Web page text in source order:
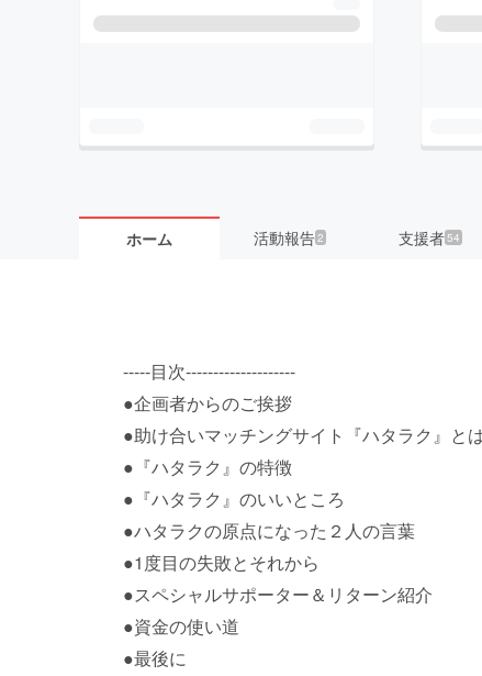
ホーム 活動報告2 支援者54
-----目次--------------------
●企画者からのご挨拶
●助け合いマッチングサイト『ハタラク』と
●『ハタラク』の特徴
●『ハタラク』のいいところ
●ハタラクの原点になった２人の言葉
●1度目の失敗とそれから
●スペシャルサポーター＆リターン紹介
●資金の使い道
●最後に